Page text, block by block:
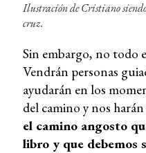
Ilustración de Cristiano
cruz.
Sin embargo, no todo
Vendrán personas
ayudarán en los
del camino y nos
el camino angosto
libro y que debemos